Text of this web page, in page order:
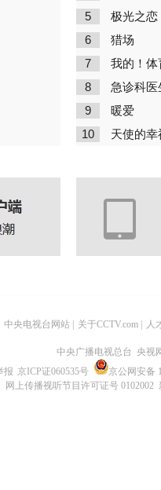
5 极光之恋
6 猎场
7 我的！体
8 急诊科医
9 暖爱
10 天使的幸
中央电视台网站 关于CCTV.com 人
中央广播电视总台 央视
报 京ICP证060535号
京公网安备
网上传播视听节目许可证号 0102002